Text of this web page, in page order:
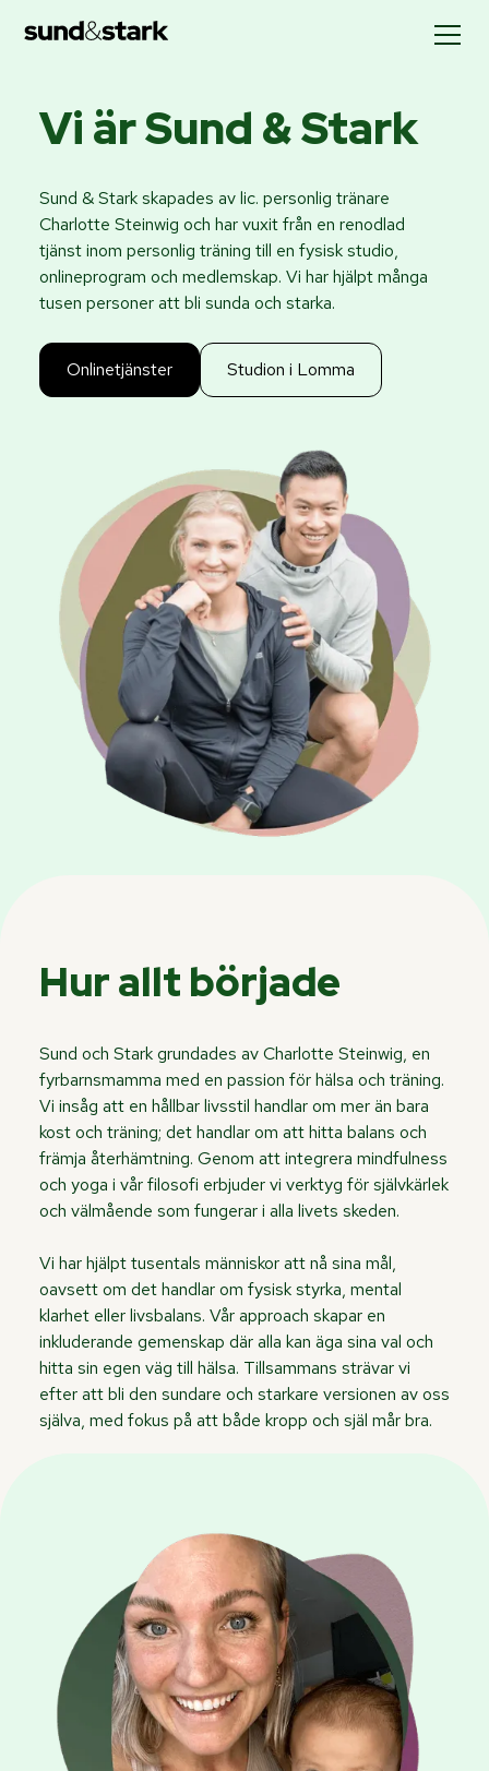
Vi är Sund & Stark
Sund & Stark skapades av lic. personlig tränare
Charlotte Steinwig och har vuxit från en renodlad
tjänst inom personlig träning till en fysisk studio,
onlineprogram och medlemskap. Vi har hjälpt många
tusen personer att bli sunda och starka.
Onlinetjänster Studion i Lomma
Hur allt började
Sund och Stark grundades av Charlotte Steinwig, en
fyrbarnsmamma med en passion för hälsa och träning.
Vi insåg att en hållbar livsstil handlar om mer än bara
kost och träning; det handlar om att hitta balans och
främja återhämtning. Genom att integrera mindfulness
och yoga i vår filosofi erbjuder vi verktyg för självkärlek
och välmående som fungerar i alla livets skeden.
Vi har hjälpt tusentals människor att nå sina mål,
oavsett om det handlar om fysisk styrka, mental
klarhet eller livsbalans. Vår approach skapar en
inkluderande gemenskap där alla kan äga sina val och
hitta sin egen väg till hälsa. Tillsammans strävar vi
efter att bli den sundare och starkare versionen av oss
själva, med fokus på att både kropp och själ mår bra.